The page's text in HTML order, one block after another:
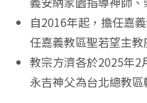
自2016年起，擔任嘉
任嘉義教區聖若望主教
教宗方濟各於2025年2
永吉神父為台北總教區